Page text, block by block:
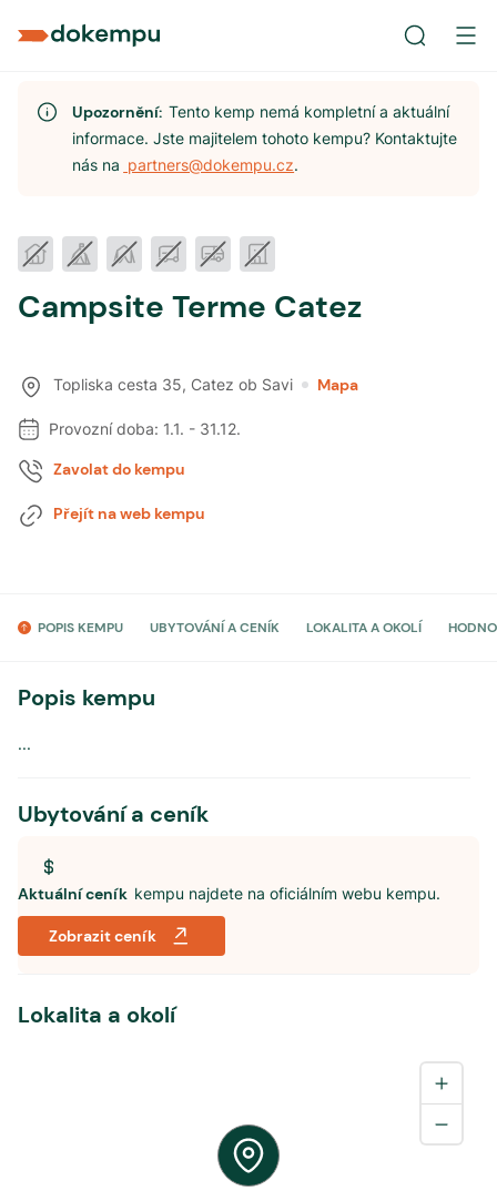
Upozornění:Tento kemp nemá kompletní a aktuální
informace. Jste majitelem tohoto kempu? Kontaktujte
nás na partners@dokempu.cz.
Campsite Terme Catez
Topliska cesta 35, Catez ob Savi Mapa
Provozní doba: 1.1. - 31.12.
Zavolat do kempu
Přejít na web kempu
POPIS KEMPU UBYTOVÁNÍ A CENÍK LOKALITA A OKOLÍ
Popis kempu
...
Ubytování a ceník
Aktuální ceník kempu najdete na oficiálním webu kempu.
Zobrazit ceník
Lokalita a okolí